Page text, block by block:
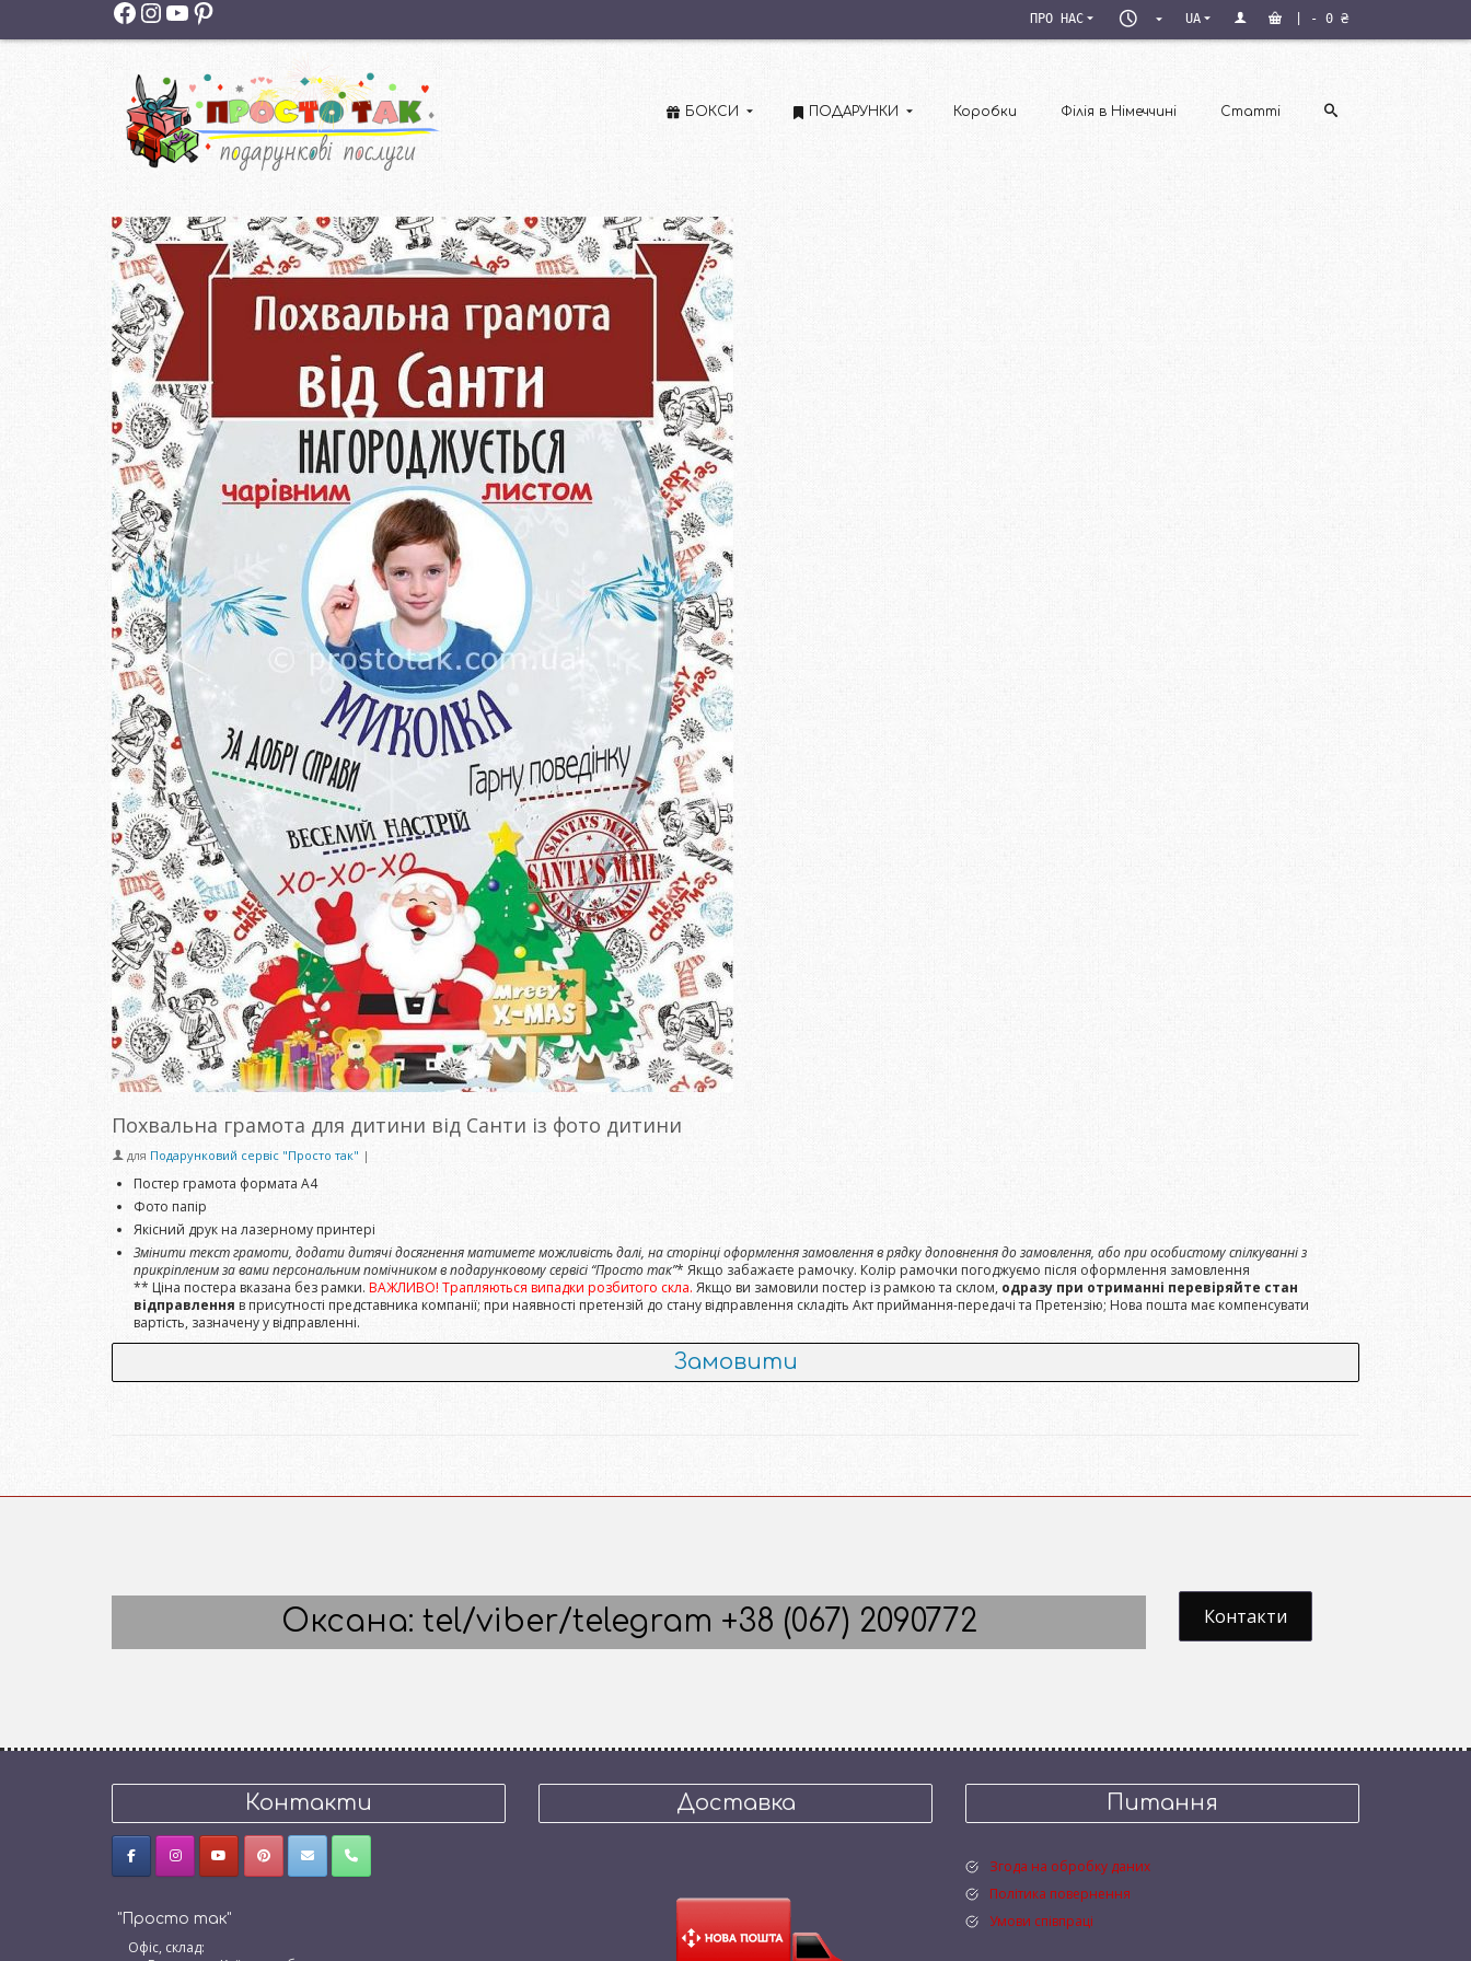
ПРО НАС
ПН–
ПТ
UA - 0 ₴
Facebook
Instagram
YouTube
Pinterest
БОКСИ ПОДАРУНКИ Коробки Філія в Німеччині Статті
Похвальна грамота для дитини від Санти із фото дитини
для Подарунковий сервіс "Просто так" |
Постер грамота формата А4
Фото папір
Якісний друк на лазерному принтері
Змінити текст грамоти, додати дитячі досягнення матимете можливість далі, на сторінці оформлення замовлення в рядку доповнення до замовлення, або при особистому спілкуванні з
прикріпленим за вами персональним помічником в подарунковому сервісі “Просто так”* Якщо забажаєте рамочку. Колір рамочки погоджуємо після оформлення замовлення
** Ціна постера вказана без рамки. ВАЖЛИВО! Трапляються випадки розбитого скла. Якщо ви замовили постер із рамкою та склом, одразу при отриманні перевіряйте стан
відправлення в присутності представника компанії; при наявності претензій до стану відправлення складіть Акт приймання-передачі та Претензію; Нова пошта має компенсувати
вартість, зазначену у відправленні.
Замовити
Оксана: tel/viber/telegram +38 (067) 2090772 Контакти
Контакти
"Просто так"
Офіс, склад:
Доставка Питання
Згода на обробку даних
Політика повернення
Умови співпраці